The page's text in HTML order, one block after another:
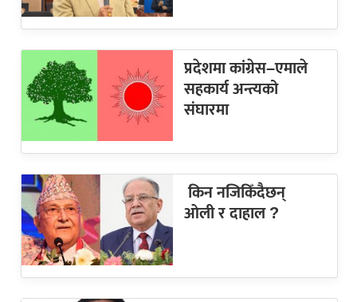
प्रदेशमा कांग्रेस–एमाले
सहकार्य अन्त्यको
संघारमा
किन नजिकिँदैछन्
ओली र दाहाल ?